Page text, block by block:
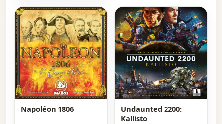
Napoléon 1806
Undaunted 2200:
Kallisto